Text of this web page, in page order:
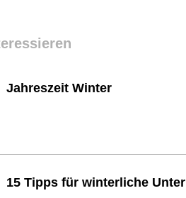
Jahreszeit Winter
15 Tipps für winterliche